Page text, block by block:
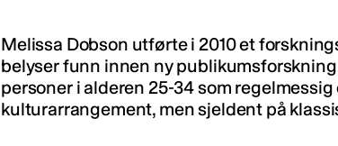
Melissa Dobson utførte i 2010 et
belyser funn innen ny
personer i alderen 25-34 som
kulturarrangement, men sjeldent på